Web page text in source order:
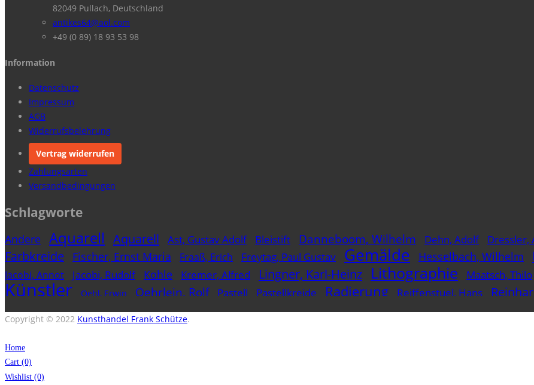
82049 Pullach, Deutschland
antikes64@aol.com
+49 (0 89) 18 93 53 98
Information
Datenschutz
Impressum
AGB
Widerrufsbelehrung
Vertrag widerrufen
Zahlungsarten
Versandbedingungen
Schlagworte
Andere Aquarell Aquarell Ast, Gustav Adolf Bleistift Danneboom, Wilhelm Dehn, Adolf Dressler,
Farbkreide Fischer, Ernst Maria Fraaß, Erich Freytag, Paul Gustav Gemälde Hesselbach, Wilhelm
Jacobi, Annot Jacobi, Rudolf Kohle Kremer, Alfred Lingner, Karl-Heinz Lithographie Maatsch, Thilo
Künstler Oehl, Erwin Oehrlein, Rolf Pastell Pastellkreide Radierung Reiffenstuel, Hans
Kasia von
Technik Tusche Wasserfarbe Weegmann, Reinhold Zeichnung Öl
Copyright © 2022 Kunsthandel Frank Schütze.
Home
Cart (0)
Wishlist (0)